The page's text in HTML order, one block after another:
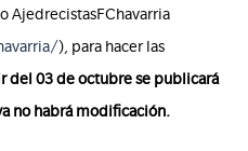
AjedrecistasFChavarria
), para hacer las
del 03 de octubre se publicará
no habrá modificación.